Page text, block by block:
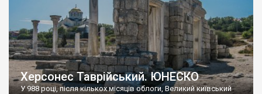
Херсонес Таврійський. ЮНЕСКО
У 988 році, після кількох місяців облоги, Великий київський